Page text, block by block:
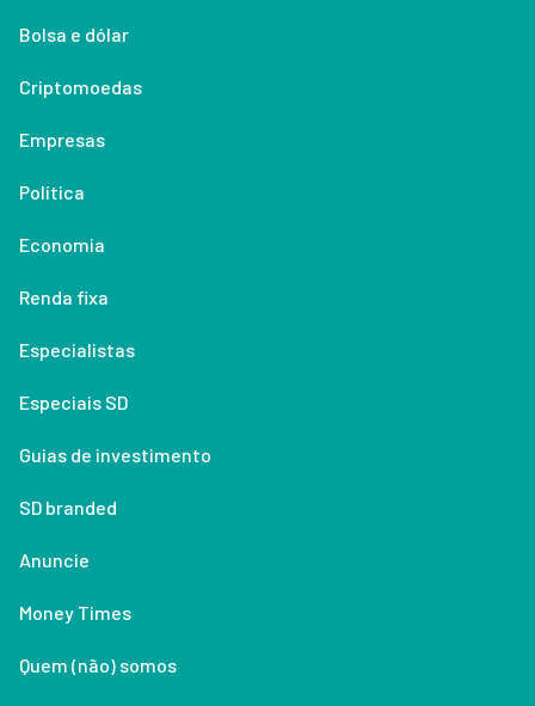
Bolsa e dólar
Criptomoedas
Empresas
Política
Economia
Renda fixa
Especialistas
Especiais SD
Guias de investimento
SD branded
Anuncie
Money Times
Quem (não) somos